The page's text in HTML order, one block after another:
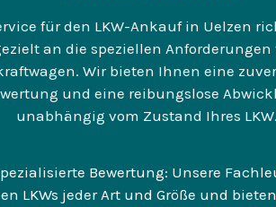
für den LKW-Ankauf in Uelzen
an die speziellen Anforderungen
Wir bieten Ihnen eine
und eine reibungslose
unabhängig vom Zustand Ihres
Bewertung: Unsere
LKWs jeder Art und Größe und